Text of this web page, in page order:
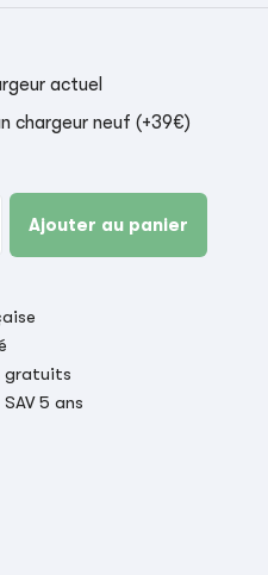
actuel
chargeur neuf (+39€)
Ajouter au panier
gratuits
5 ans